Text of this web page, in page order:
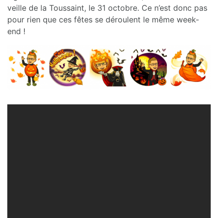
veille de la Toussaint, le 31 octobre. Ce n’est donc pas
pour rien que ces fêtes se déroulent le même week-
end !